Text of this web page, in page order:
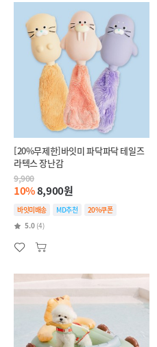
[20%무제한]바잇미 파닥파닥 테일즈
라텍스 장난감
9,900
10%8,900원
바잇미배송 MD추천
20%쿠폰
5.0 (4)